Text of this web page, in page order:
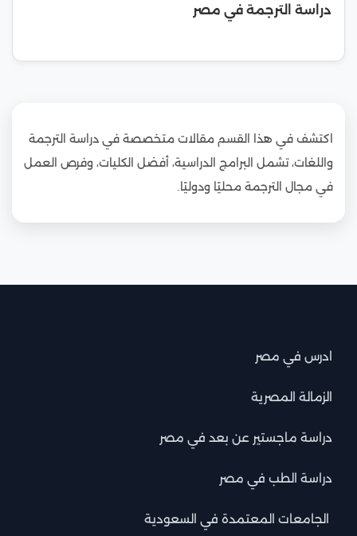
دراسة الترجمة في مصر
اكتشف في هذا القسم مقالات متخصصة في دراسة الترجمة
واللغات، تشمل البرامج الدراسية، أفضل الكليات، وفرص العمل
في مجال الترجمة محليًا ودوليًا.
ادرس في مصر
الزمالة المصرية
دراسة ماجستير عن بعد في مصر
دراسة الطب في مصر
الجامعات المعتمدة في السعودية